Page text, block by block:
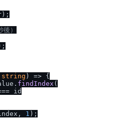
）
string ) => {
. findIndex (
id
1 );